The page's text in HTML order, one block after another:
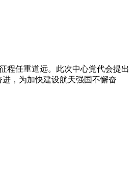
程任重道远。此次中心党代会提出
，为加快建设航天强国不懈奋